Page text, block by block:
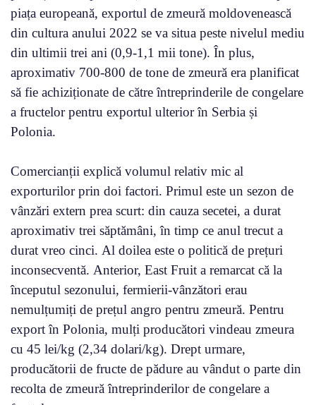
piața europeană, exportul de zmeură moldovenească
din cultura anului 2022 se va situa peste nivelul mediu
din ultimii trei ani (0,9-1,1 mii tone). În plus,
aproximativ 700-800 de tone de zmeură era planificat
să fie achiziționate de către întreprinderile de congelare
a fructelor pentru exportul ulterior în Serbia și
Polonia.
Comercianții explică volumul relativ mic al
exporturilor prin doi factori. Primul este un sezon de
vânzări extern prea scurt: din cauza secetei, a durat
aproximativ trei săptămâni, în timp ce anul trecut a
durat vreo cinci. Al doilea este o politică de prețuri
inconsecventă. Anterior, East Fruit a remarcat că la
începutul sezonului, fermierii-vânzători erau
nemulțumiți de prețul angro pentru zmeură. Pentru
export în Polonia, mulți producători vindeau zmeura
cu 45 lei/kg (2,34 dolari/kg). Drept urmare,
producătorii de fructe de pădure au vândut o parte din
recolta de zmeură întreprinderilor de congelare a